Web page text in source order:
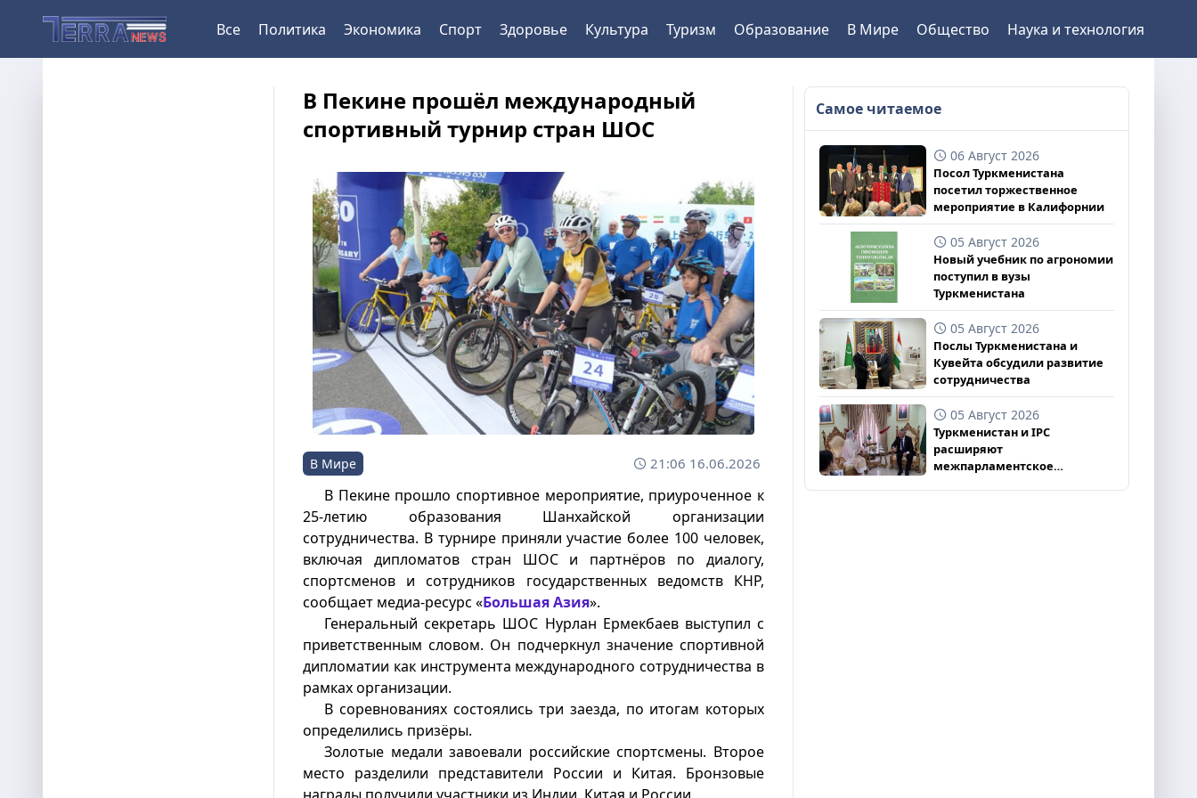
Все Политика Экономика Спорт Здоровье Культура Туризм Образование В Мире Общество Наука и технология
В Пекине прошёл международный
спортивный турнир стран ШОС
В Мире 21:06 16.06.2026
В Пекине прошло спортивное мероприятие, приуроченное к
25-летию образования Шанхайской организации
сотрудничества. В турнире приняли участие более 100 человек,
включая дипломатов стран ШОС и партнёров по диалогу,
спортсменов и сотрудников государственных ведомств КНР,
сообщает медиа-ресурс «Большая Азия».
Генеральный секретарь ШОС Нурлан Ермекбаев выступил с
приветственным словом. Он подчеркнул значение спортивной
дипломатии как инструмента международного сотрудничества в
рамках организации.
В соревнованиях состоялись три заезда, по итогам которых
определились призёры.
Золотые медали завоевали российские спортсмены. Второе
место разделили представители России и Китая. Бронзовые
Самое читаемое
06 Август 2026
Посол Туркменистана
посетил торжественное
мероприятие в Калифорнии
05 Август 2026
Новый учебник по агрономии
поступил в вузы
Туркменистана
05 Август 2026
Послы Туркменистана и
Кувейта обсудили развитие
сотрудничества
05 Август 2026
Туркменистан и IPC
расширяют
межпарламентское